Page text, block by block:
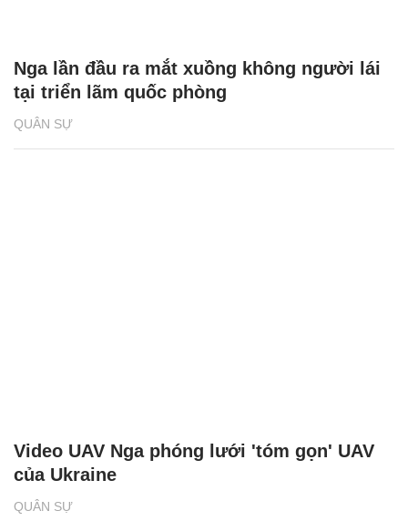
QUÂN SỰ
Nga lần đầu ra mắt xuồng không người lái
tại triển lãm quốc phòng
QUÂN SỰ
Video UAV Nga phóng lưới 'tóm gọn' UAV
của Ukraine